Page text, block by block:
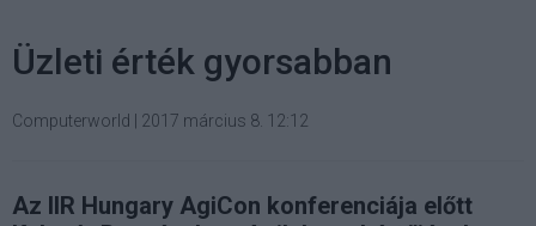
Üzleti érték gyorsabban
Computerworld 2017 március 8. 12:12
Az IIR Hungary AgiCon konferenciája előtt